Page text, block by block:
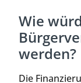
Wie
werden?
Die